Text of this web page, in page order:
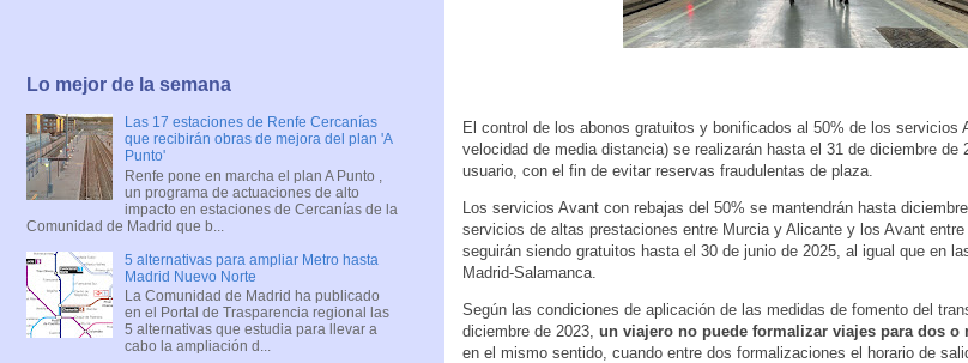
El control de los abonos gratuitos y bonificados al 50% de los servicios
velocidad de media distancia) se realizarán hasta el 31 de diciembre de
usuario, con el fin de evitar reservas fraudulentas de plaza.
Los servicios Avant con rebajas del 50% se mantendrán hasta
servicios de altas prestaciones entre Murcia y Alicante y los Avant entre
seguirán siendo gratuitos hasta el 30 de junio de 2025, al igual que en
Madrid-Salamanca.
Según las condiciones de aplicación de las medidas de fomento del
diciembre de 2023, un viajero no puede formalizar viajes para dos o
en el mismo sentido, cuando entre dos formalizaciones el horario de
Lo mejor de la semana
Las 17 estaciones de Renfe Cercanías
que recibirán obras de mejora del plan 'A
Punto'
Renfe pone en marcha el plan A Punto ,
un programa de actuaciones de alto
impacto en estaciones de Cercanías de la
Comunidad de Madrid que b...
5 alternativas para ampliar Metro hasta
Madrid Nuevo Norte
La Comunidad de Madrid ha publicado
en el Portal de Trasparencia regional las
5 alternativas que estudia para llevar a
cabo la ampliación d...